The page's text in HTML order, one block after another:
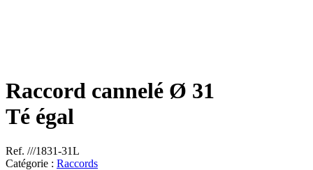
Raccord cannelé Ø 31
Té égal
Ref. ///1831-31L
Catégorie : Raccords